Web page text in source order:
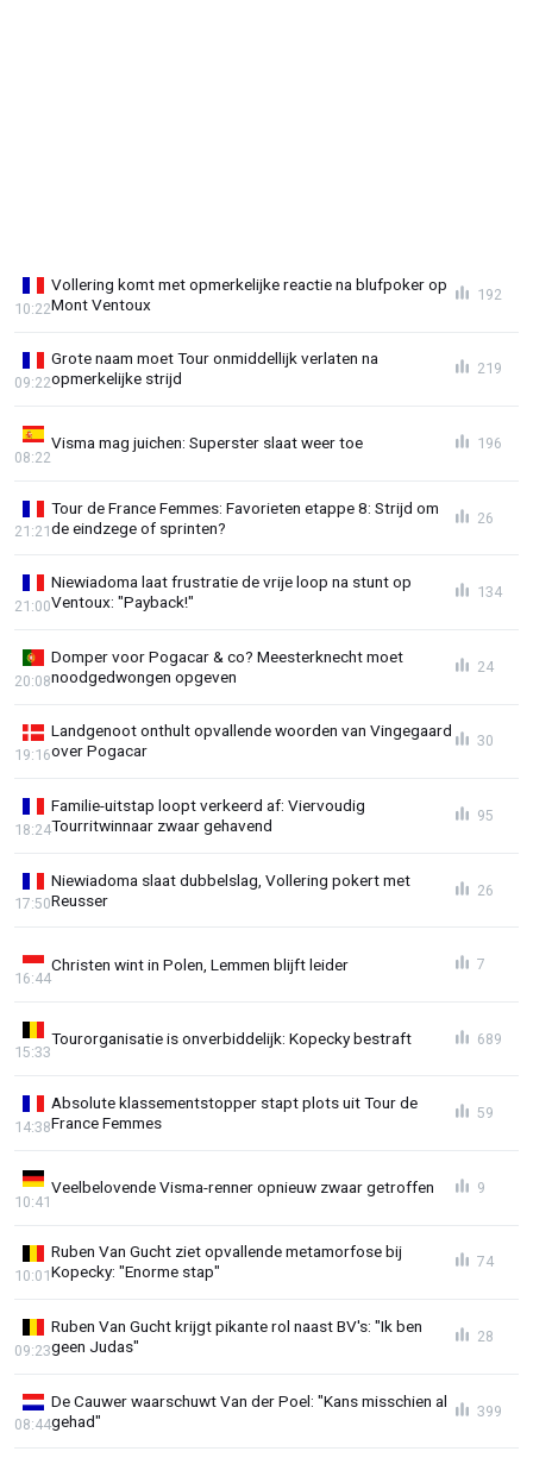
Vollering komt met opmerkelijke reactie na blufpoker op
Mont Ventoux
10:22
192
Grote naam moet Tour onmiddellijk verlaten na
opmerkelijke strijd
09:22
219
Visma mag juichen: Superster slaat weer toe
08:22
196
Tour de France Femmes: Favorieten etappe 8: Strijd om
de eindzege of sprinten?
21:21
26
Niewiadoma laat frustratie de vrije loop na stunt op
Ventoux: "Payback!"
21:00
134
Domper voor Pogacar & co? Meesterknecht moet
noodgedwongen opgeven
20:08
24
Landgenoot onthult opvallende woorden van Vingegaard
over Pogacar
19:16
30
Familie-uitstap loopt verkeerd af: Viervoudig
Tourritwinnaar zwaar gehavend
18:24
95
Niewiadoma slaat dubbelslag, Vollering pokert met
Reusser
17:50
26
Christen wint in Polen, Lemmen blijft leider
16:44
7
Tourorganisatie is onverbiddelijk: Kopecky bestraft
15:33
689
Absolute klassementstopper stapt plots uit Tour de
France Femmes
14:38
59
Veelbelovende Visma-renner opnieuw zwaar getroffen
10:41
9
Ruben Van Gucht ziet opvallende metamorfose bij
Kopecky: "Enorme stap"
10:01
74
Ruben Van Gucht krijgt pikante rol naast BV's: "Ik ben
geen Judas"
09:23
28
De Cauwer waarschuwt Van der Poel: "Kans misschien al
gehad"
08:44
399